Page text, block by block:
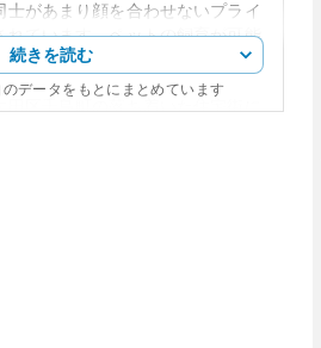
士があまり顔を合わせないプライ
れています。ペットの飼育が可能
ペット愛好者には魅力的な選択肢
続きを読む
データをもとにまとめています